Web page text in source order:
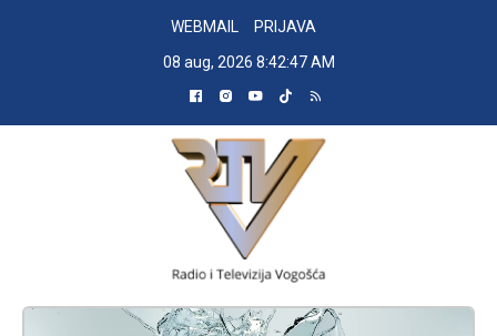
WEBMAIL
PRIJAVA
08 aug, 2026 8:42:48 AM
RADIO TELEVIZIJA VOGOŠĆA